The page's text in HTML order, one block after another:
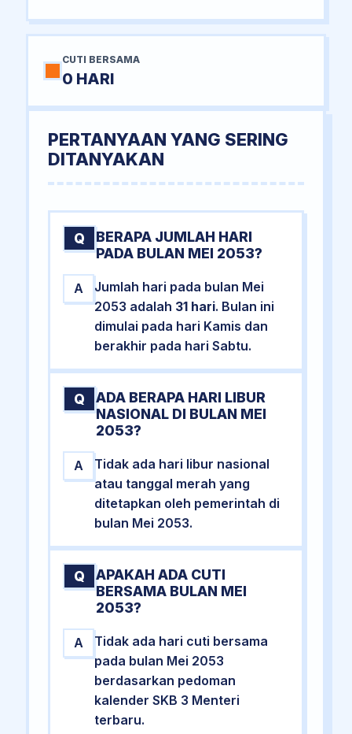
CUTI BERSAMA
0 HARI
PERTANYAAN YANG SERING
DITANYAKAN
Q
BERAPA JUMLAH HARI
PADA BULAN MEI 2053?
A
Jumlah hari pada bulan Mei
2053 adalah 31 hari. Bulan ini
dimulai pada hari Kamis dan
berakhir pada hari Sabtu.
Q
ADA BERAPA HARI LIBUR
NASIONAL DI BULAN MEI
2053?
A
Tidak ada hari libur nasional
atau tanggal merah yang
ditetapkan oleh pemerintah di
bulan Mei 2053.
Q
APAKAH ADA CUTI
BERSAMA BULAN MEI
2053?
A
Tidak ada hari cuti bersama
pada bulan Mei 2053
berdasarkan pedoman
kalender SKB 3 Menteri
terbaru.